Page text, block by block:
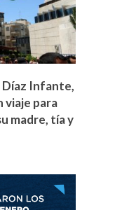
Díaz Infante,
viaje para
madre, tía y